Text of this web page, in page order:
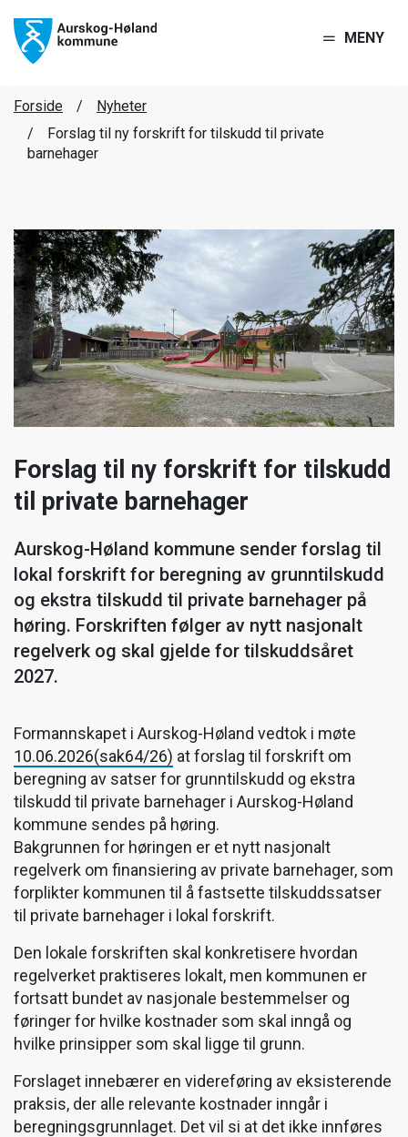
MENY
Forside
Nyheter
Forslag til ny forskrift for tilskudd til private
barnehager
Forslag til ny forskrift for tilskudd
til private barnehager
Aurskog-Høland kommune sender forslag til
lokal forskrift for beregning av grunntilskudd
og ekstra tilskudd til private barnehager på
høring. Forskriften følger av nytt nasjonalt
regelverk og skal gjelde for tilskuddsåret
2027.
Formannskapet i Aurskog-Høland vedtok i møte
10.06.2026(sak64/26) at forslag til forskrift om
beregning av satser for grunntilskudd og ekstra
tilskudd til private barnehager i Aurskog-Høland
kommune sendes på høring.
Bakgrunnen for høringen er et nytt nasjonalt
regelverk om finansiering av private barnehager, som
forplikter kommunen til å fastsette tilskuddssatser
til private barnehager i lokal forskrift.
Den lokale forskriften skal konkretisere hvordan
regelverket praktiseres lokalt, men kommunen er
fortsatt bundet av nasjonale bestemmelser og
føringer for hvilke kostnader som skal inngå og
hvilke prinsipper som skal ligge til grunn.
Forslaget innebærer en videreføring av eksisterende
praksis, der alle relevante kostnader inngår i
beregningsgrunnlaget. Det vil si at det ikke innføres